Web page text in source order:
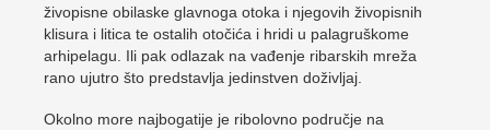
živopisne obilaske glavnoga otoka i njegovih živopisnih
klisura i litica te ostalih otočića i hridi u palagruškome
arhipelagu. Ili pak odlazak na vađenje ribarskih mreža
rano ujutro što predstavlja jedinstven doživljaj.
Okolno more najbogatije je ribolovno područje na